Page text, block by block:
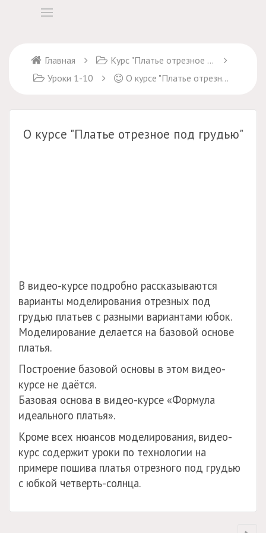
Главная
Курс "Платье отрезное под грудью"
Уроки 1-10
О курсе "Платье отрезное под грудью"
О курсе "Платье отрезное под грудью"
В видео-курсе подробно рассказываются
варианты моделирования отрезных под
грудью платьев с разными вариантами юбок.
Моделирование делается на базовой основе
платья.
Построение базовой основы в этом видео-
курсе не даётся.
Базовая основа в видео-курсе «Формула
идеального платья».
Кроме всех нюансов моделирования, видео-
курс содержит уроки по технологии на
примере пошива платья отрезного под грудью
с юбкой четверть-солнца.